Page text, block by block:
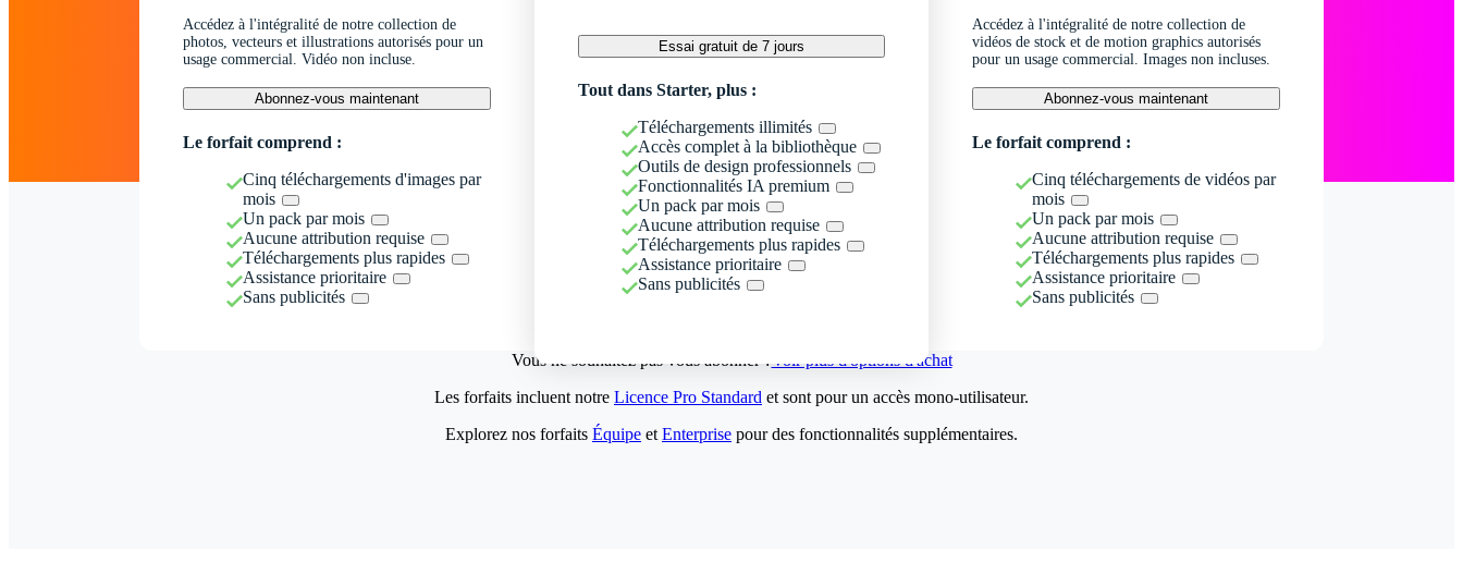
Accédez à l'intégralité de notre collection de
photos, vecteurs et illustrations autorisés pour un
usage commercial. Vidéo non incluse.
Abonnez-vous maintenant
Le forfait comprend :
Cinq téléchargements d'images par
mois
Un pack par mois
Aucune attribution requise
Téléchargements plus rapides
Assistance prioritaire
Sans publicités
Essai gratuit de 7 jours
Tout dans Starter, plus :
Téléchargements illimités
Accès complet à la bibliothèque
Outils de design professionnels
Fonctionnalités IA premium
Un pack par mois
Aucune attribution requise
Téléchargements plus rapides
Assistance prioritaire
Sans publicités
Accédez à l'intégralité de notre collection de
vidéos de stock et de motion graphics autorisés
pour un usage commercial. Images non incluses.
Abonnez-vous maintenant
Le forfait comprend :
Cinq téléchargements de vidéos par
mois
Un pack par mois
Aucune attribution requise
Téléchargements plus rapides
Assistance prioritaire
Sans publicités
Vous ne souhaitez pas vous abonner ?Voir plus d'options d'achat
Les forfaits incluent notre Licence Pro Standard et sont pour un accès mono-utilisateur.
Explorez nos forfaits Équipe et Enterprise pour des fonctionnalités supplémentaires.